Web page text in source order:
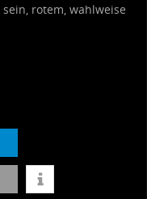
rotem, wahlweise